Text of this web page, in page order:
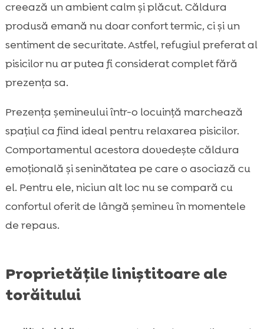
creează un ambient calm și plăcut. Căldura
produsă emană nu doar confort termic, ci și un
sentiment de securitate. Astfel, refugiul preferat al
pisicilor nu ar putea fi considerat complet fără
prezența sa.
Prezența șemineului într-o locuință marchează
spațiul ca fiind ideal pentru relaxarea pisicilor.
Comportamentul acestora dovedește căldura
emoțională și seninătatea pe care o asociază cu
el. Pentru ele, niciun alt loc nu se compară cu
confortul oferit de lângă șemineu în momentele
de repaus.
Proprietățile liniștitoare ale
torăitului